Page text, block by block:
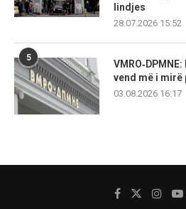
lindjes
28.07.2026 15:52
5
vend më i mirë
03.08.2026 16:17